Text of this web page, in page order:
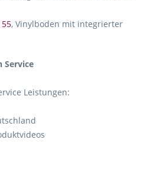
, Vinylboden mit integrierter
Service
Leistungen: